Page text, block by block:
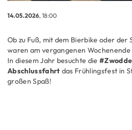
14.05.2026, 18:00
Ob zu Fuß, mit dem Bierbike oder der
waren am vergangenen
In diesem Jahr besuchte die #Zwodde
Abschlussfahrt das Frühlingsfest in
großen Spaß!